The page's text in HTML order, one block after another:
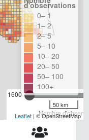
1600
Nombre
d'observations
0– 1
1– 2
2– 5
5– 10
10– 20
20– 50
50– 100
100+
50 km
Leaflet | © OpenStreetMap